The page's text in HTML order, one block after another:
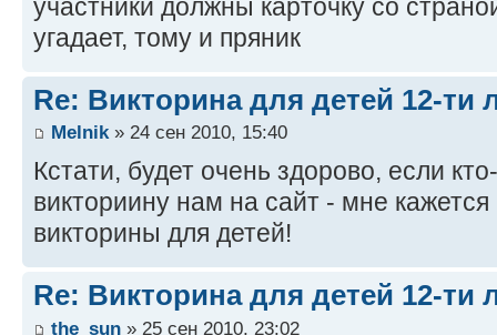
участники должны карточку со
угадает, тому и пряник
Re: Викторина для детей 12-ти
Melnik» 24 сен 2010, 15:40
Кстати, будет очень здорово, если
викториину нам на сайт - мне
викторины для детей!
Re: Викторина для детей 12-ти
the_sun » 25 сен 2010, 23:02